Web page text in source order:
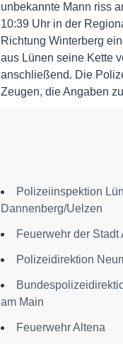
unbekannte Mann riss
10:39 Uhr in der
Richtung Winterberg
aus Lünen seine Kette
anschließend. Die
Zeugen, die Angaben
Polizeiinspektion
Dannenberg/Uelzen
Feuerwehr der Stadt
Polizeidirektion
am Main
Feuerwehr Altena